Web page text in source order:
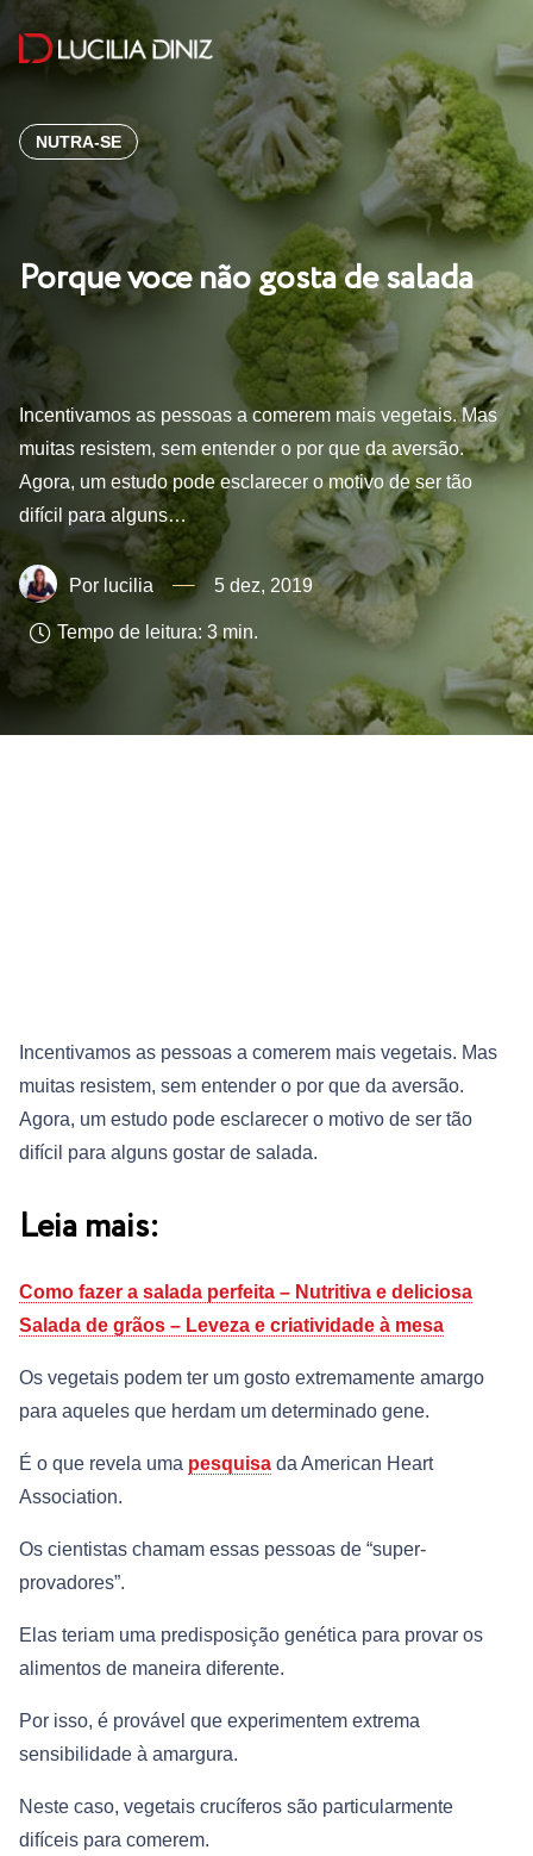
NUTRA-SE
Porque voce não gosta de salada
Incentivamos as pessoas a comerem mais vegetais. Mas
muitas resistem, sem entender o por que da aversão.
Agora, um estudo pode esclarecer o motivo de ser tão
difícil para alguns…
lucilia 5 dez, 2019
Tempo de leitura: 3 min.
Incentivamos as pessoas a comerem mais vegetais. Mas
muitas resistem, sem entender o por que da aversão.
Agora, um estudo pode esclarecer o motivo de ser tão
difícil para alguns gostar de salada.
Leia mais:
Como fazer a salada perfeita – Nutritiva e deliciosa
Salada de grãos – Leveza e criatividade à mesa
Os vegetais podem ter um gosto extremamente amargo
para aqueles que herdam um determinado gene.
É o que revela uma pesquisa da American Heart
Association.
Os cientistas chamam essas pessoas de “super-
provadores”.
Elas teriam uma predisposição genética para provar os
alimentos de maneira diferente.
Por isso, é provável que experimentem extrema
sensibilidade à amargura.
Neste caso, vegetais crucíferos são particularmente
difíceis para comerem.